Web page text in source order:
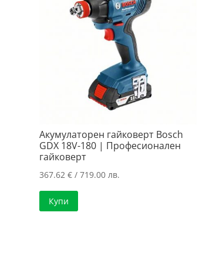
Акумулаторен гайковерт Bosch
GDX 18V-180 | Професионален
гайковерт
367.62€ / 719.00 лв.
Купи